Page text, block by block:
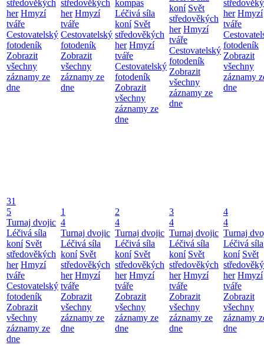
středověkých
her Hmyzí
tváře
Cestovatelský
fotodeník
Zobrazit
všechny
záznamy ze
dne
středověkých
her Hmyzí
tváře
Cestovatelský
fotodeník
Zobrazit
všechny
záznamy ze
dne
kompas
Léčivá síla
koní Svět
středověkých
her Hmyzí
tváře
Cestovatelský
fotodeník
Zobrazit
všechny
záznamy ze
dne
koní Svět
středověkých
her Hmyzí
tváře
Cestovatelský
fotodeník
Zobrazit
všechny
záznamy ze
dne
her Hmyzí
tváře
fotodeník
Zobrazit
všechny
záznamy
dne
31
5
Turnaj dvojic
Léčivá síla
koní Svět
středověkých
her Hmyzí
tváře
Cestovatelský
fotodeník
Zobrazit
všechny
záznamy ze
dne
1
4
Turnaj dvojic
Léčivá síla
koní Svět
středověkých
her Hmyzí
tváře
Zobrazit
všechny
záznamy ze
dne
2
4
Turnaj dvojic
Léčivá síla
koní Svět
středověkých
her Hmyzí
tváře
Zobrazit
všechny
záznamy ze
dne
3
4
Turnaj dvojic
Léčivá síla
koní Svět
středověkých
her Hmyzí
tváře
Zobrazit
všechny
záznamy ze
dne
4
4
Turnaj
Léčivá síla
koní Svět
her Hmyzí
tváře
Zobrazit
všechny
záznamy
dne